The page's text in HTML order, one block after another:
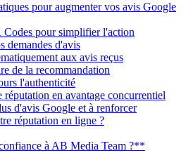
pour augmenter vos avis Google
Codes pour simplifier l'action
demandes d'avis
aux avis reçus
de la recommandation
l'authenticité
réputation en avantage concurrentiel
d'avis Google et à renforcer
réputation en ligne ?
à AB Media Team ?**